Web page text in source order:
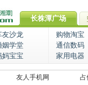
长株潭广场
友沙龙
购物淘宝
姻学堂
通信数码
妈宝宝 家用电器
友人手机网
占